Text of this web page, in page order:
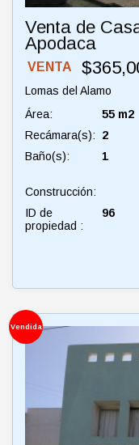
Venta de
Apodaca
VENTA
Lomas del Alamo
Área:
55 m2
Recámara(s):
2
Baño(s):
1
Construcción:
ID de
propiedad :
96
Vendida